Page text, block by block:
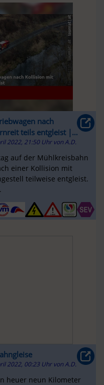
nach
teils entgleist |
2022, 21:50 Uhr vonA.D.
auf der Mühlkreisbahn
einer Kollision mit
teilweise entgleist.
2022, 00:23 Uhr vonA.D.
heuer neun Kilometer